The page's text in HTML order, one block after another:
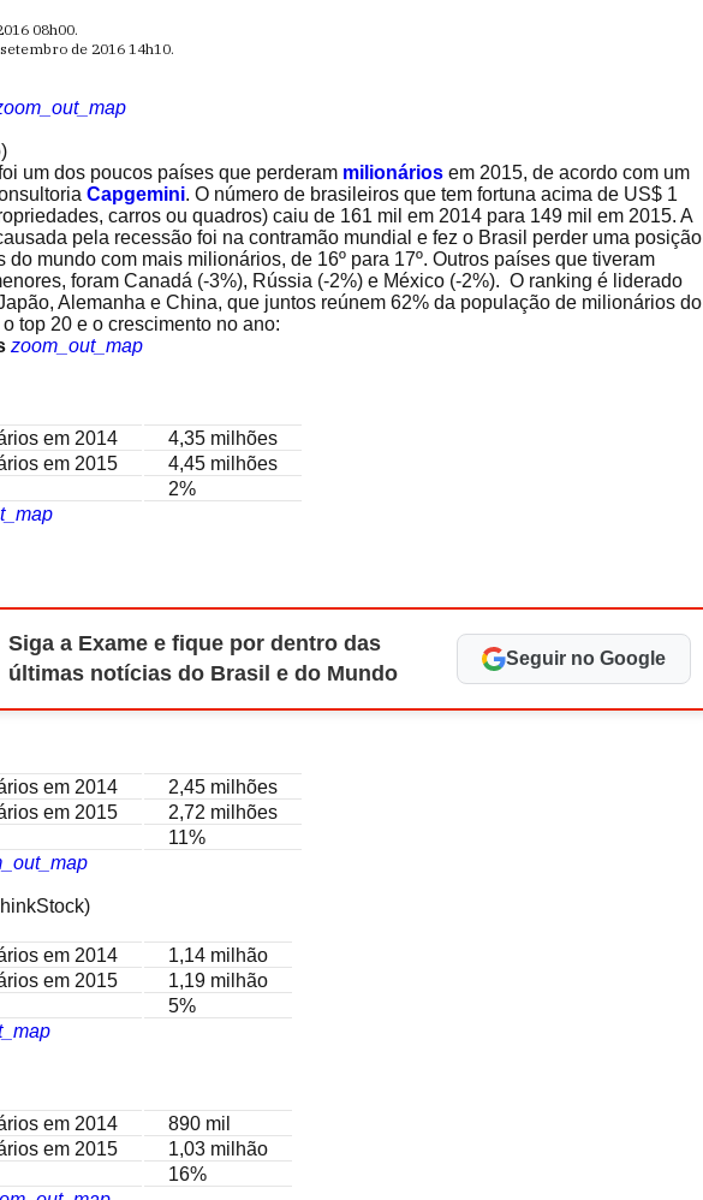
08h00.
de 2016 14h10.
um dos poucos países que perderam milionários em 2015, de acordo com um
Capgemini. O número de brasileiros que tem fortuna acima de US$ 1
carros ou quadros) caiu de 161 mil em 2014 para 149 mil em 2015. A
pela recessão foi na contramão mundial e fez o Brasil perder uma posição
do mundo com mais milionários, de 16º para 17º. Outros países que tiveram
foram Canadá (-3%), Rússia (-2%) e México (-2%). O ranking é liderado
Alemanha e China, que juntos reúnem 62% da população de milionários do
top 20 e o crescimento no ano:
zoom_out_map
em 2014
4,35 milhões
em 2015
4,45 milhões
2%
Siga a Exame e fique por dentro das
últimas notícias do Brasil e do Mundo
Seguir no Google
em 2014
2,45 milhões
em 2015
2,72 milhões
11%
em 2014
1,14 milhão
em 2015
1,19 milhão
5%
em 2014
890 mil
em 2015
1,03 milhão
16%